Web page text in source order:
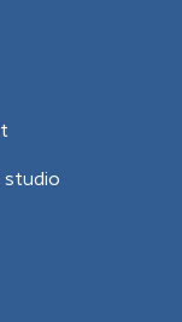
studio